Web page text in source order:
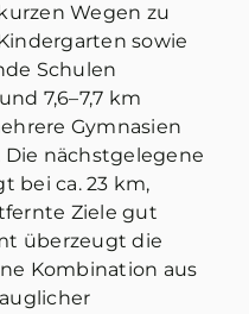
Wegen zu
sowie
Schulen
7,6–7,7 km
Gymnasien
nächstgelegene
bei ca. 23 km,
Ziele gut
überzeugt die
Kombination aus